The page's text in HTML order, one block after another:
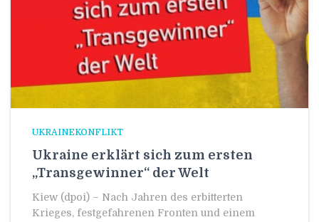
UKRAINEKONFLIKT
Ukraine erklärt sich zum ersten
„Transgewinner“ der Welt
Kiew (dpoi) – Nach Jahren des erbitterten
Krieges, festgefahrenen Fronten und einem